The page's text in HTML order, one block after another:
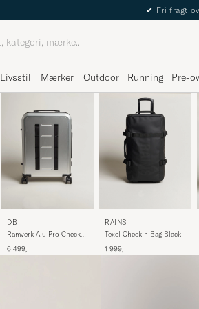
Livsstil Mærker Outdoor Running Pre-
DB
Ramverk Alu Pro Check-
Silver/Onyx
6 499,-
RAINS
Texel Checkin Bag Black
1 999,-